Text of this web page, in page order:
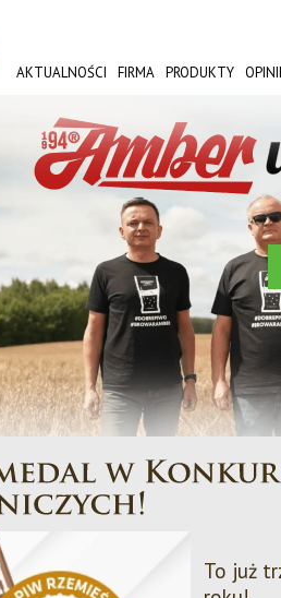
AKTUALNOŚCI FIRMA PRODUKTY
AMBER FEST
WIĘCEJ
To już